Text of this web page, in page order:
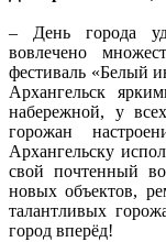
– День города
вовлечено
фестиваль «Белый
Архангельск
набережной, у
горожан
Архангельску
свой почтенный
новых объектов,
талантливых
город вперёд!